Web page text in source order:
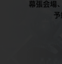
幕張会場